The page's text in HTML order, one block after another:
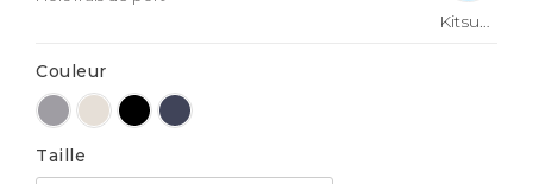
Kitsune
Couleur
Taille